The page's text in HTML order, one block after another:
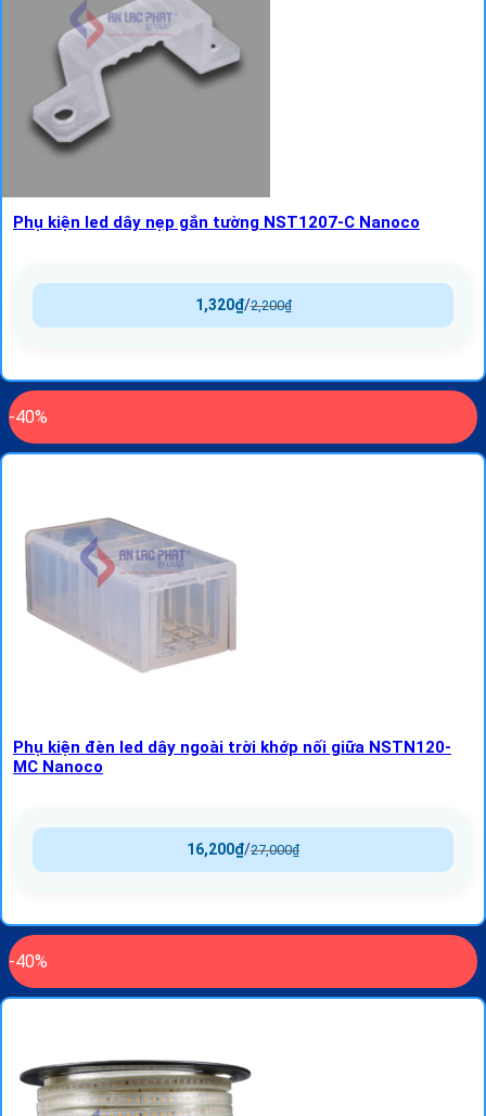
Phụ kiện led dây nẹp gắn tường NST1207-C Nanoco
2,200₫
/
1,320₫
-40%
Phụ kiện đèn led dây ngoài trời khớp nối giữa NSTN120-
MC Nanoco
27,000₫
/
16,200₫
-40%